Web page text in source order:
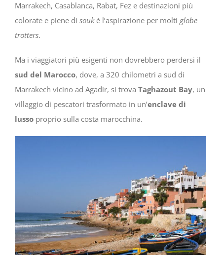
Marrakech, Casablanca, Rabat, Fez e destinazioni più
colorate e piene di soukè l’aspirazione per molti globe
trotters.
Ma i viaggiatori più esigenti non dovrebbero perdersi il
sud del Marocco, dove, a 320 chilometri a sud di
Marrakech vicino ad Agadir, si trova Taghazout Bay, un
villaggio di pescatori trasformato in un’enclave di
lusso proprio sulla costa marocchina.